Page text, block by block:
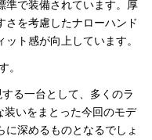
で装備されています。厚
さを考慮したナローハンド
ト感が向上しています。
。
る一台として、多くのラ
いをまとった今回のモデ
に深めるものとなるでしょ